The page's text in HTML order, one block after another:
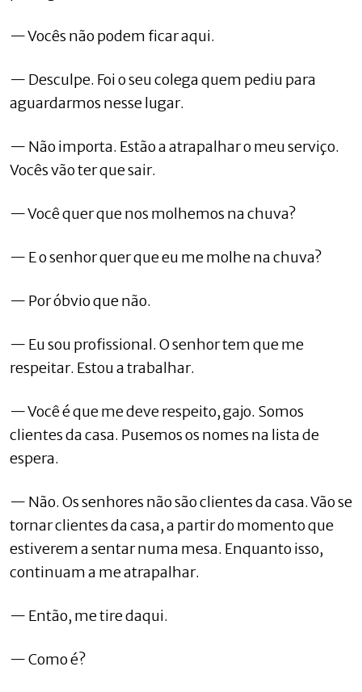
— Vocês não podem ficar aqui.
— Desculpe. Foi o seu colega quem pediu para
aguardarmos nesse lugar.
— Não importa. Estão a atrapalhar o meu serviço.
Vocês vão ter que sair.
— Você quer que nos molhemos na chuva?
— E o senhor quer que eu me molhe na chuva?
— Por óbvio que não.
— Eu sou profissional. O senhor tem que me
respeitar. Estou a trabalhar.
— Você é que me deve respeito, gajo. Somos
clientes da casa. Pusemos os nomes na lista de
espera.
— Não. Os senhores não são clientes da casa. Vão se
tornar clientes da casa, a partir do momento que
estiverem a sentar numa mesa. Enquanto isso,
continuam a me atrapalhar.
— Então, me tire daqui.
— Como é?